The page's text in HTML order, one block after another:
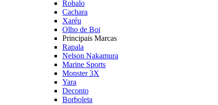
Robalo
Cachara
Xaréu
Olho de Boi
Principais Marcas
Rapala
Nelson Nakamura
Marine Sports
Monster 3X
Yara
Deconto
Borboleta